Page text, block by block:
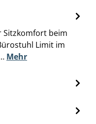
Sitzkomfort beim
Limit im
Mehr